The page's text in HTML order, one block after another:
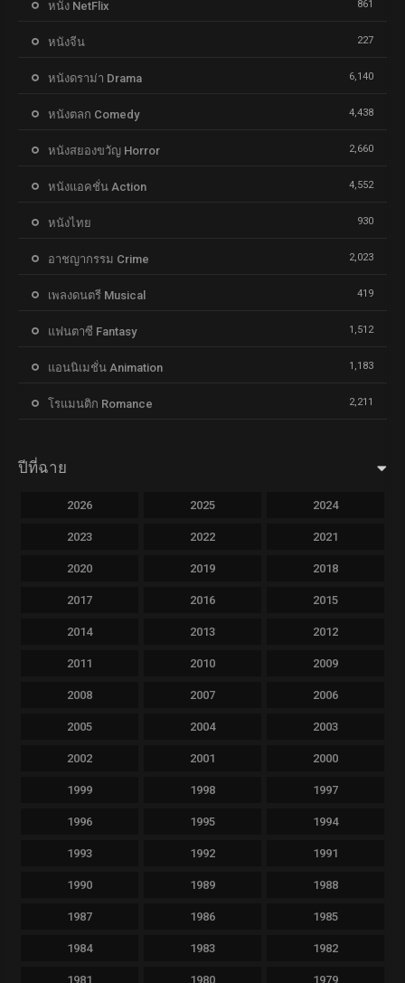
หนัง NetFlix 861
หนังจีน 227
หนังดราม่า Drama 6,140
หนังตลก Comedy 4,438
หนังสยองขวัญ Horror 2,660
หนังแอคชั่น Action 4,552
หนังไทย 930
อาชญากรรม Crime 2,023
เพลงดนตรี Musical 419
แฟนตาซี Fantasy 1,512
แอนนิเมชั่น Animation 1,183
โรแมนติก Romance 2,211
ปีที่ฉาย
2026 2025 2024
2023 2022 2021
2020 2019 2018
2017 2016 2015
2014 2013 2012
2011 2010 2009
2008 2007 2006
2005 2004 2003
2002 2001 2000
1999 1998 1997
1996 1995 1994
1993 1992 1991
1990 1989 1988
1987 1986 1985
1984 1983 1982
1981 1980 1979